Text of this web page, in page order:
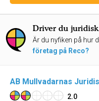
Driver du
Är du nyfiken på hur
företag på Reco?
AB Mullvadarnas
2.0